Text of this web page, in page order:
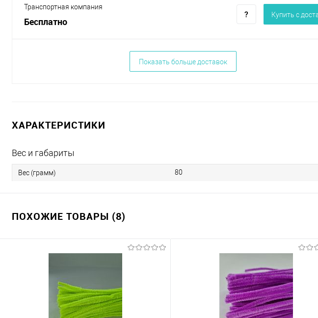
Транспортная компания
Бесплатно
Купить c
Показать больше доставок
ХАРАКТЕРИСТИКИ
Вес и габариты
Вес (грамм) 80
ПОХОЖИЕ ТОВАРЫ (8)